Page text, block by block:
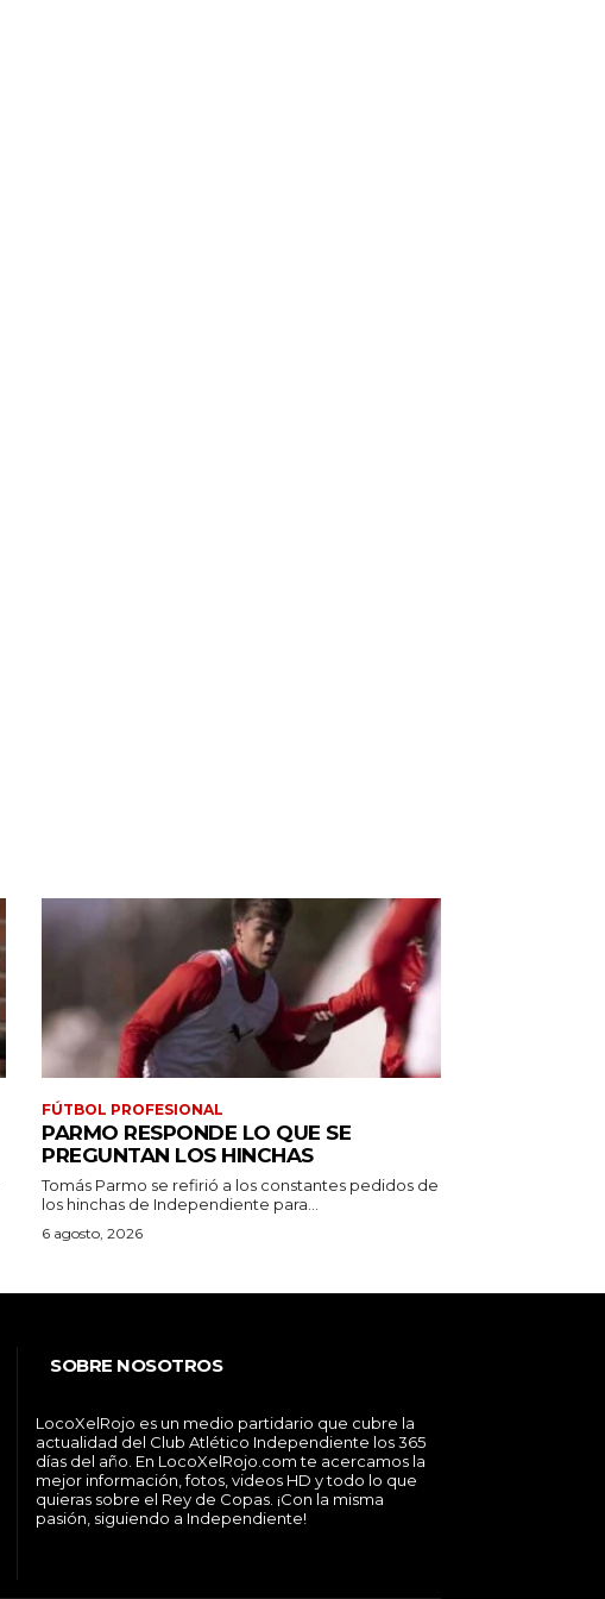
FÚTBOL PROFESIONAL
PARMO RESPONDE LO QUE SE
PREGUNTAN LOS HINCHAS
Tomás Parmo se refirió a los constantes pedidos de
los hinchas de Independiente para...
6 agosto, 2026
SOBRE NOSOTROS
LocoXelRojo es un medio partidario que cubre la
actualidad del Club Atlético Independiente los 365
días del año. En LocoXelRojo.com te acercamos la
mejor información, fotos, videos HD y todo lo que
quieras sobre el Rey de Copas. ¡Con la misma
pasión, siguiendo a Independiente!